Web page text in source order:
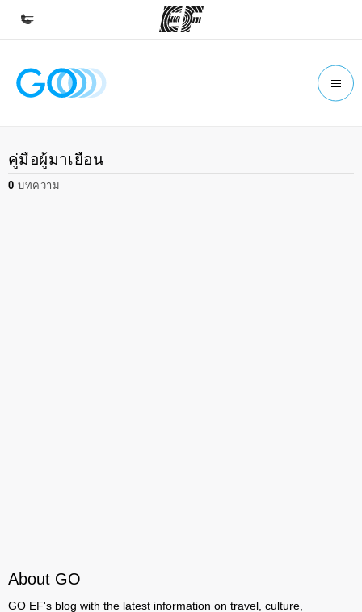
หน้าหลัก
ดูโปรแกรมทั้งหมด
สำนักงาน
คู่มือผู้มาเยือน
0 บทความ
About GO
GO EF's blog with the latest information on travel, culture,